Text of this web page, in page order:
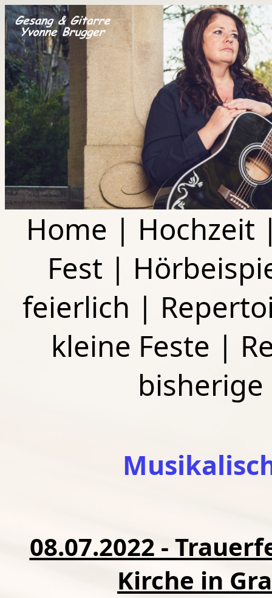
Home | Hochzeit
Fest |
feierlich |
kleine Feste |
08.07.2022 -
Kirche in